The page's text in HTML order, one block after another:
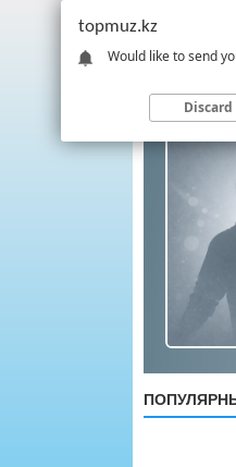
topmuz.kz
Would like to send
Discard